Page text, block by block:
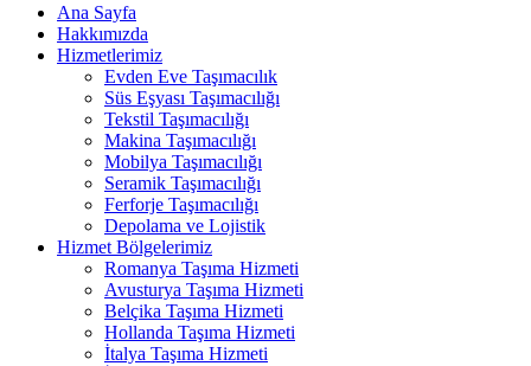
Ana Sayfa
Hakkımızda
Hizmetlerimiz
Evden Eve Taşımacılık
Süs Eşyası Taşımacılığı
Tekstil Taşımacılığı
Makina Taşımacılığı
Mobilya Taşımacılığı
Seramik Taşımacılığı
Ferforje Taşımacılığı
Depolama ve Lojistik
Hizmet Bölgelerimiz
Romanya Taşıma Hizmeti
Avusturya Taşıma Hizmeti
Belçika Taşıma Hizmeti
Hollanda Taşıma Hizmeti
İtalya Taşıma Hizmeti